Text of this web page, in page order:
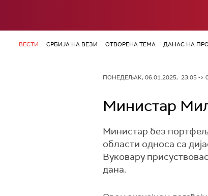
ВЕСТИ СРБИЈА НА ВЕЗИ ОТВОРЕНА ТЕМА ДАНАС НА
ПОНЕДЕЉАК, 06.01.2025, 23:05 ->
Министар
Министар без
области односа са
Вуковару
дана.